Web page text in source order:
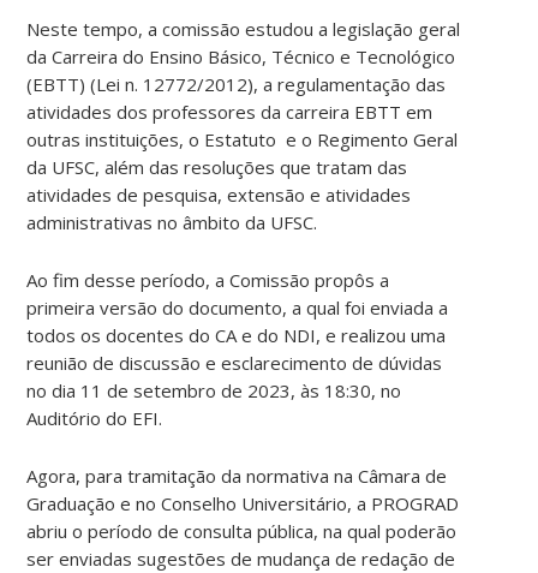
Neste tempo, a comissão estudou a legislação geral
da Carreira do Ensino Básico, Técnico e Tecnológico
(EBTT) (Lei n. 12772/2012), a regulamentação das
atividades dos professores da carreira EBTT em
outras instituições, o Estatuto e o Regimento Geral
da UFSC, além das resoluções que tratam das
atividades de pesquisa, extensão e atividades
administrativas no âmbito da UFSC.
Ao fim desse período, a Comissão propôs a
primeira versão do documento, a qual foi enviada a
todos os docentes do CA e do NDI, e realizou uma
reunião de discussão e esclarecimento de dúvidas
no dia 11 de setembro de 2023, às 18:30, no
Auditório do EFI.
Agora, para tramitação da normativa na Câmara de
Graduação e no Conselho Universitário, a PROGRAD
abriu o período de consulta pública, na qual poderão
ser enviadas sugestões de mudança de redação de